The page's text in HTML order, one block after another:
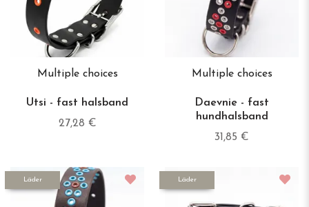
Multiple choices
Utsi - fast halsband
27,28 €
Multiple choices
Daevnie - fast
hundhalsband
31,85 €
Läder Läder